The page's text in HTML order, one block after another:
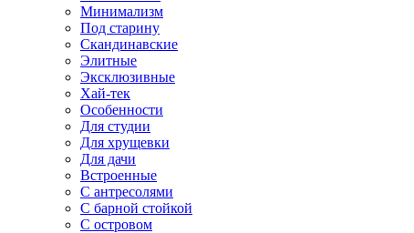
Минимализм
Под старину
Скандинавские
Элитные
Эксклюзивные
Хай-тек
Особенности
Для студии
Для хрущевки
Для дачи
Встроенные
С антресолями
С барной стойкой
С островом